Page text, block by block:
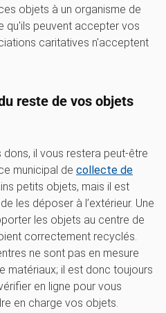
objets à un organisme de
qu'ils peuvent accepter vos
caritatives n'acceptent
reste de vos objets
il vous restera peut-être
municipal de collecte de
petits objets, mais il est
les déposer à l’extérieur. Une
les objets au centre de
correctement recyclés.
ne sont pas en mesure
matériaux; il est donc toujours
en ligne pour vous
en charge vos objets.